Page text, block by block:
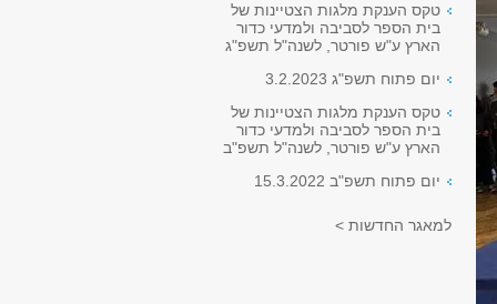
טקס הענקת מלגות הצטיינות של
בית הספר לסביבה ולמדעי כדור
הארץ ע"ש פורטר, לשנה"ל תשפ"ג
יום פתוח תשפ"ג 3.2.2023
טקס הענקת מלגות הצטיינות של
בית הספר לסביבה ולמדעי כדור
הארץ ע"ש פורטר, לשנה"ל תשפ"ב
יום פתוח תשפ"ב 15.3.2022
למאגר החדשות >